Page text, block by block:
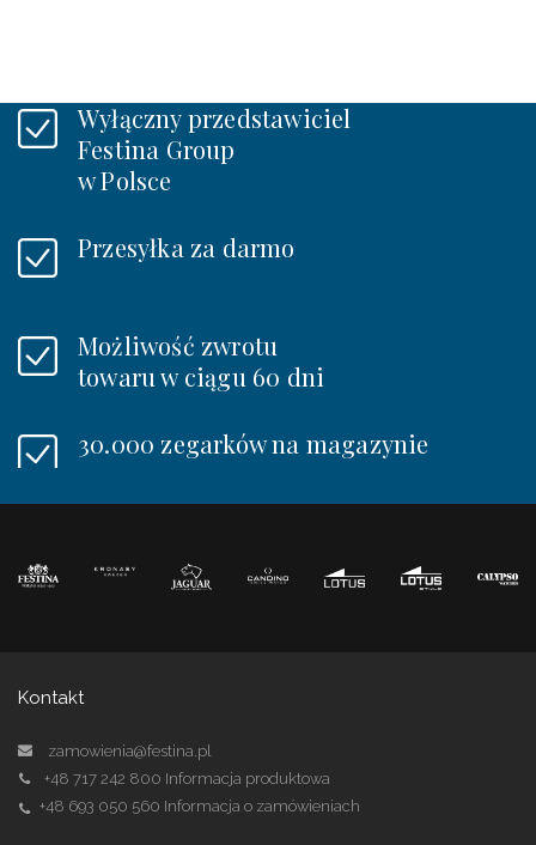
Wyłączny przedstawiciel
Festina Group
w Polsce
Przesyłka za darmo
Możliwość zwrotu
towaru w ciągu 60 dni
30.000 zegarków na magazynie
Kontakt
zamowienia@festina.pl
+48 717 242 800 Informacja produktowa
+48 693 050 560 Informacja o zamówieniach